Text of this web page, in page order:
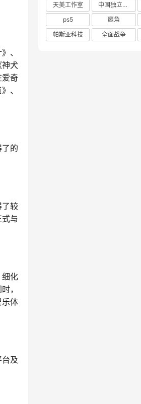
、
神犬
爱奇
、
的
了较
与
细化
，
乐体
及
天美工作室
中国独立游戏联盟
ps5
鹰角
帕斯亚科技
全面战争